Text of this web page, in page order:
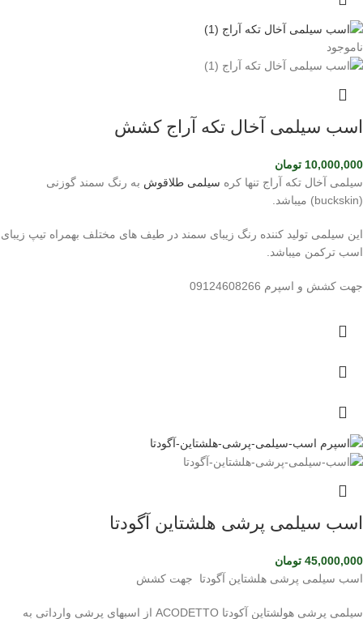
ناموجود
اسب سیلمی آخال تکه آراج کشش
10,000,000 تومان
سیلمی آخال تکه آراج تنها کره سیلمی طلاقوش به رنگ سمند گوزنی
(buckskin) میباشد.
این سیلمی تولید کننده رنگ زیبای سمند در طیف های مختلف بهمراه تیپ زیبای
اسب ترکمن میباشد.
جهت کشش و اسپرم 09124608266
اسب سیلمی پرشی هلشتاین آگودتا
45,000,000 تومان
اسب سیلمی پرشی هلشتاین آگودتا جهت کشش
سیلمی پرشی هولشتاین آکودتا ACODETTO از اسبهای پرشی وارداتی به